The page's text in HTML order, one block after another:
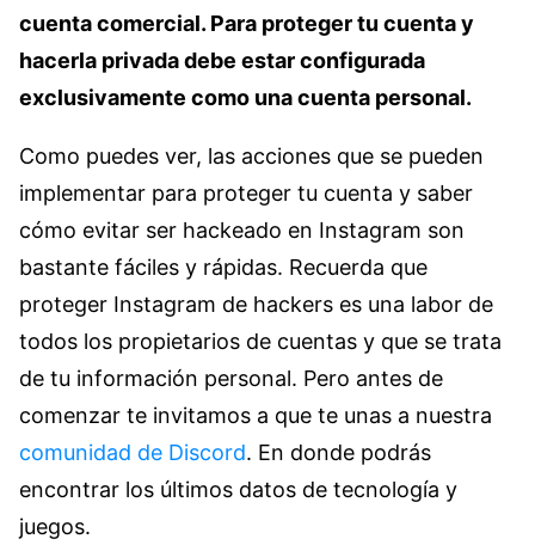
cuenta comercial. Para proteger tu cuenta y
hacerla privada debe estar configurada
exclusivamente como una cuenta personal.
Como puedes ver, las acciones que se pueden
implementar para proteger tu cuenta y saber
cómo evitar ser hackeado en Instagram son
bastante fáciles y rápidas. Recuerda que
proteger Instagram de hackers es una labor de
todos los propietarios de cuentas y que se trata
de tu información personal. Pero antes de
comenzar te invitamos a que te unas a nuestra
comunidad de Discord. En donde podrás
encontrar los últimos datos de tecnología y
juegos.